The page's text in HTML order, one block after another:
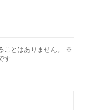
ことはありません。
※
す